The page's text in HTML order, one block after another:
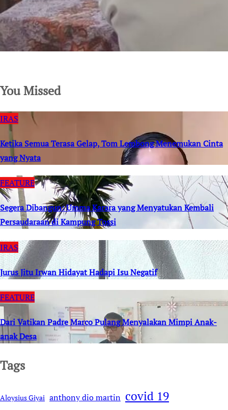
You Missed
IRAS
Ketika Semua Terasa Gelap, Tom Lembong Menemukan Cinta
yang Nyata
FEATURE
Segera Dibangun: Umma Karara yang Menyatukan Kembali
Persaudaraan di Kampung Tossi
IRAS
Jurus Jitu Irwan Hidayat Hadapi Isu Negatif
FEATURE
Dari Vatikan Padre Marco Pulang Menyalakan Mimpi Anak-
anak Desa
Tags
Aloysius Giyai anthony dio martin covid 19